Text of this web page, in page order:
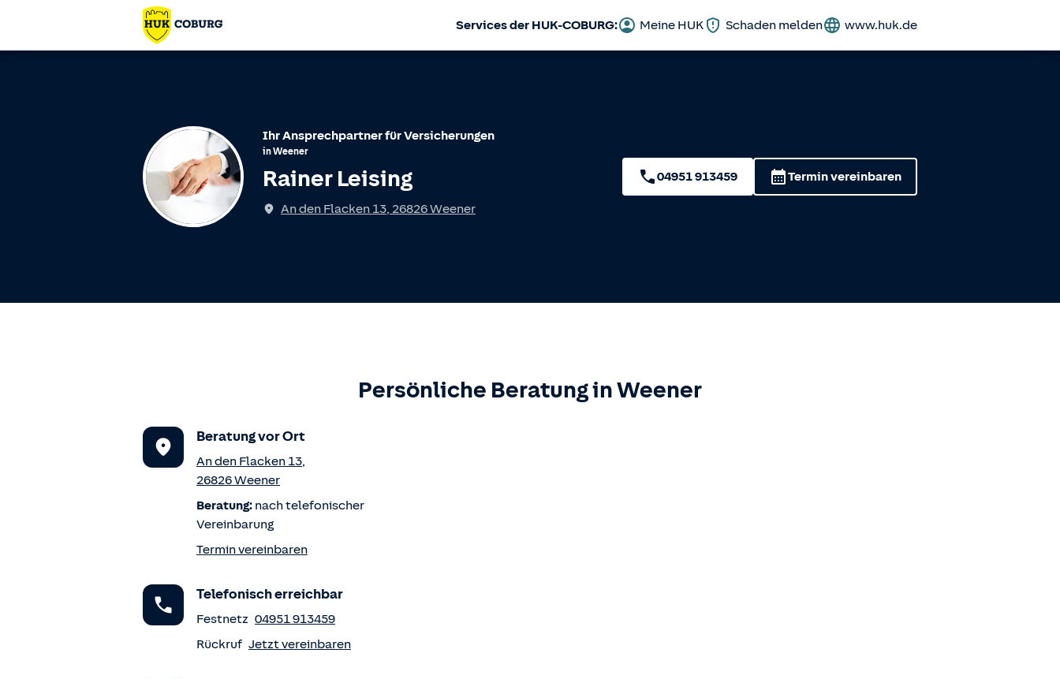
Services der HUK-COBURG: Meine HUK Schaden melden www.huk.de
Ihr Ansprechpartner für Versicherungen
inWeener
Rainer Leising
An den Flacken 13, 26826Weener
04951 913459 Termin vereinbaren
Persönliche Beratung inWeener
Beratung vor Ort
An den Flacken 13,
26826Weener
Beratung: nach telefonischer
Vereinbarung
Termin vereinbaren
Telefonisch erreichbar
Festnetz 04951 913459
Rückruf Jetzt vereinbaren